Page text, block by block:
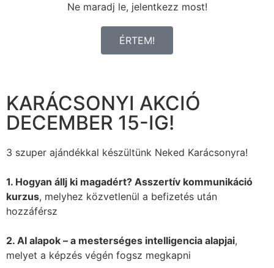
Ne maradj le, jelentkezz most!
ÉRTEM!
KARÁCSONYI AKCIÓ
DECEMBER 15-IG!
3 szuper ajándékkal készültünk Neked Karácsonyra!
1. Hogyan állj ki magadért? Asszertív kommunikáció
kurzus, melyhez közvetlenül a befizetés után
hozzáférsz
2. AI alapok – a mesterséges intelligencia alapjai,
melyet a képzés végén fogsz megkapni